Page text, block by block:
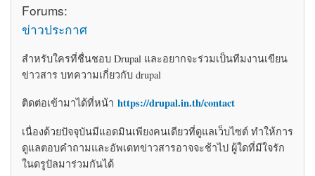
Forums:
ข่าวประกาศ
สำหรับใครที่ชื่นชอบ Drupal และอยากจะร่วมเป็นทีมงานเขียน
ข่าวสาร บทความเกี่ยวกับ drupal
ติดต่อเข้ามาได้ที่หน้า https://drupal.in.th/contact
เนื่องด้วยปัจจุบันมีแอดมินเพียงคนเดียวที่ดูแลเว็บไซต์ ทำให้การ
ดูแลตอบคำถามและอัพเดทข่าวสารอาจจะช้าไป ผู้ใดที่มีใจรัก
ในดรูปัลมาร่วมกันได้